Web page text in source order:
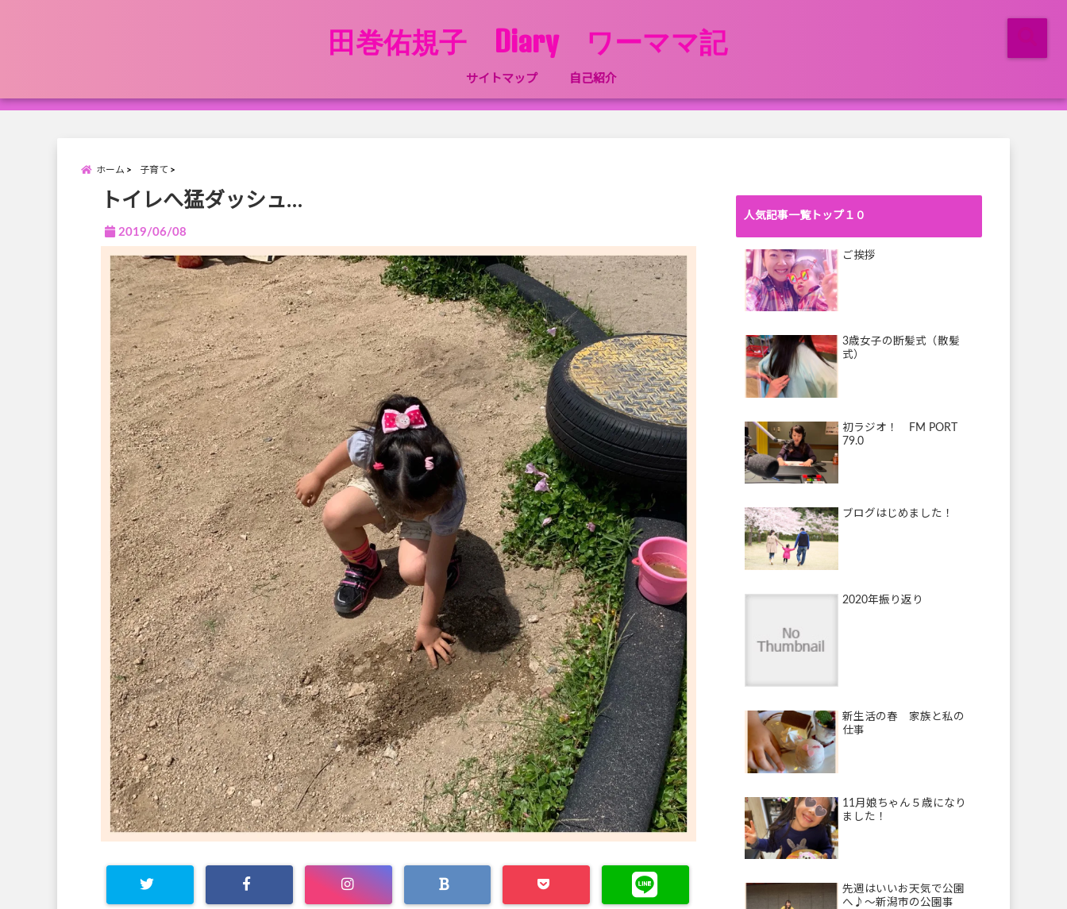
田巻佑規子 Diary ワーママ記
サイトマップ 自己紹介
ホーム 子育て
トイレへ猛ダッシュ…
2019/06/08
人気記事一覧トップ１０
ご挨拶
3歳女子の断髪式（散髪
式）
初ラジオ！ FM PORT
79.0
ブログはじめました！
2020年振り返り
新生活の春 家族と私の
仕事
11月娘ちゃん５歳になり
ました！
先週はいいお天気で公園
へ♪〜新潟市の公園事